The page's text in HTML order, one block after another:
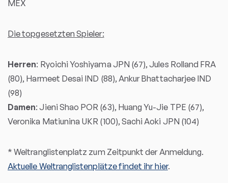
MEX
Die topgesetzten Spieler:
Herren: Ryoichi Yoshiyama JPN (67), Jules Rolland FRA
(80), Harmeet Desai IND (88), Ankur Bhattacharjee IND
(98)
Damen: Jieni Shao POR (63), Huang Yu-Jie TPE (67),
Veronika Matiunina UKR (100), Sachi Aoki JPN (104)
* Weltranglistenplatz zum Zeitpunkt der Anmeldung.
Aktuelle Weltranglistenplätze findet ihr hier.